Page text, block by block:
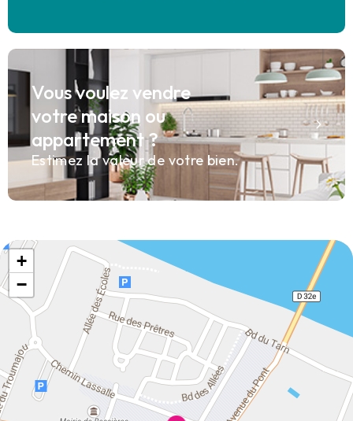
Vous voulez vendre
votre maison ou
appartement ?
Estimez la valeur de votre bien.
+
−